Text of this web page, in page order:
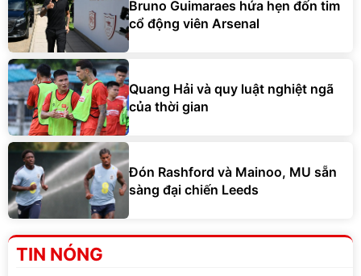
Bruno Guimaraes hứa hẹn đốn tim
cổ động viên Arsenal
Quang Hải và quy luật nghiệt ngã
của thời gian
Đón Rashford và Mainoo, MU sẵn
sàng đại chiến Leeds
TIN NÓNG